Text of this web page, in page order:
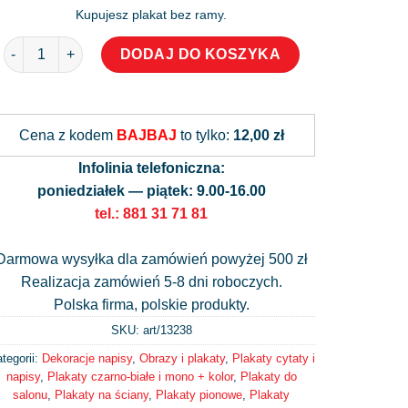
Kupujesz plakat bez ramy.
ilość Plakat z angielską sentencją o kotach
DODAJ DO KOSZYKA
Cena z kodem BAJBAJ to tylko: 12,00 zł
Infolinia telefoniczna:
poniedziałek — piątek: 9.00-16.00
tel.: 881 31 71 81
wysyłka dla zamówień powyżej 500 zł
Realizacja zamówień 5-8 dni roboczych.
Polska firma, polskie produkty.
SKU: art/13238
Dekoracje napisy, Obrazy i plakaty, Plakaty cytaty i
napisy, Plakaty czarno-białe i mono + kolor, Plakaty do
salonu Plakaty na ściany, Plakaty pionowe Plakaty